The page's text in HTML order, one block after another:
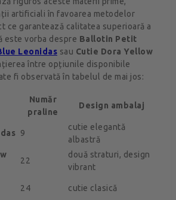
artificiali în favoarea metodelor
ce garantează calitatea superioară a
este vorba despre Ballotin Petit
Leonidas sau Cutie Dora Yellow
între opțiunile disponibile
fi observată în tabelul de mai jos:
Număr
praline
Design ambalaj
9
cutie elegantă
albastră
22
două straturi, design
vibrant
24 cutie clasică